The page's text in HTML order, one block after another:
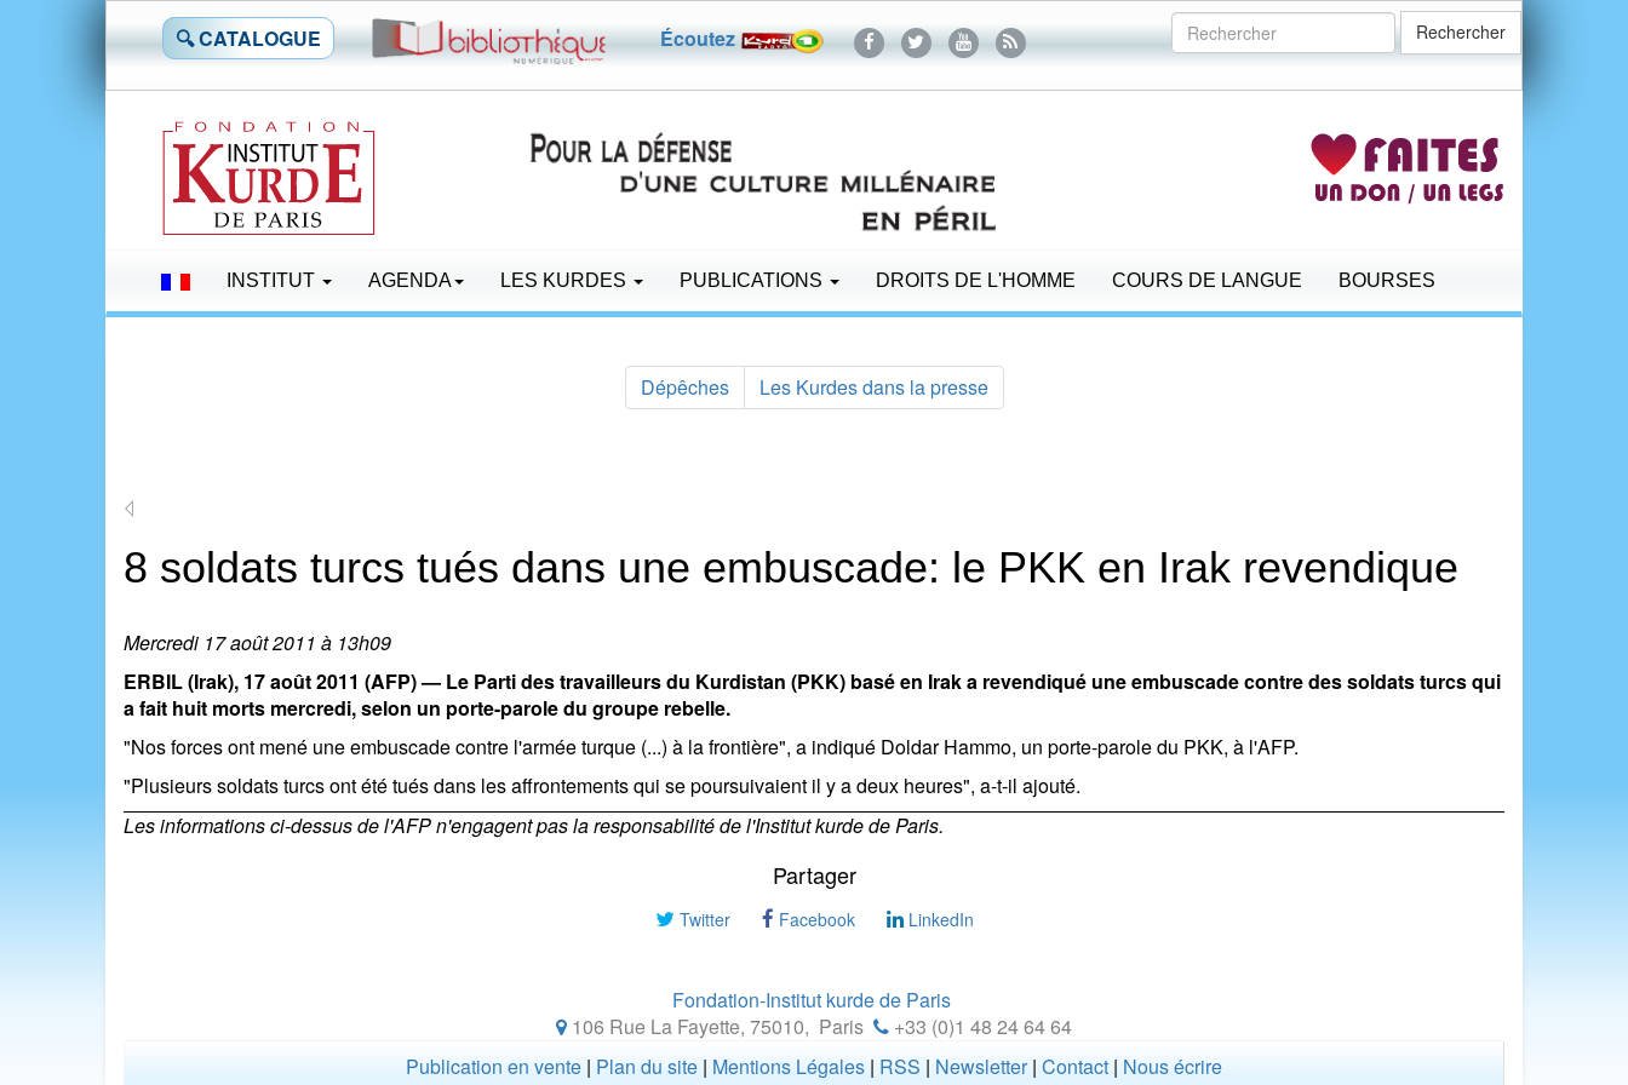
🔍 CATALOGUE Écoutez Rechercher
INSTITUT AGENDA LES KURDES PUBLICATIONS DROITS DE L'HOMME COURS DE LANGUE BOURSES
Dépêches Les Kurdes dans la presse
8 soldats turcs tués dans une embuscade: le PKK en Irak revendique
Mercredi 17 août 2011 à 13h09
ERBIL (Irak), 17 août 2011 (AFP) — Le Parti des travailleurs du Kurdistan (PKK) basé en Irak a revendiqué une embuscade contre des soldats turcs qui
a fait huit morts mercredi, selon un porte-parole du groupe rebelle.
"Nos forces ont mené une embuscade contre l'armée turque (...) à la frontière", a indiqué Doldar Hammo, un porte-parole du PKK, à l'AFP.
"Plusieurs soldats turcs ont été tués dans les affrontements qui se poursuivaient il y a deux heures", a-t-il ajouté.
Les informations ci-dessus de l'AFP n'engagent pas la responsabilité de l'Institut kurde de Paris.
Partager
Twitter Facebook LinkedIn
Fondation-Institut kurde de Paris
106 Rue La Fayette, 75010, Paris
+33 (0)1 48 24 64 64
Publication en vente | Plan du site | Mentions Légales | RSS | Newsletter| Contact| Nous écrire